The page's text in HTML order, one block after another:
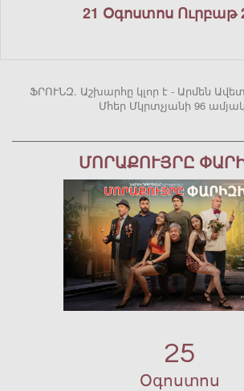
21 Օգոստոս Ուրբաթ
ՖՐՈՒՆԶ. Աշխարհը կլոր է - Արմեն
Մհեր Մկրտչյանի 96
ՄՈՐԱՔՈՒՅՐԸ
25
Օգոստոս